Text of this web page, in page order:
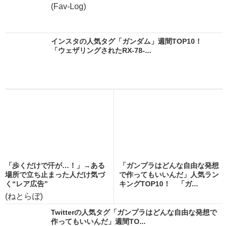
(Fav-Log)
インスタの人気タグ「ガンダム」週間TOP10！
「ウェザリングされたRX-78-...
「歩くだけで汗が…！」→ある
場所で立ち止まった人だけ気づ
く“レア広告”
(ねとらぼ)
「ガンプラはどんな自由な発想
で作ってもいいんだ」人気ラン
キングTOP10！ 「ガ...
Twitterの人気タグ「ガンプラはどんな自由な発想で
作ってもいいんだ」週間TO...